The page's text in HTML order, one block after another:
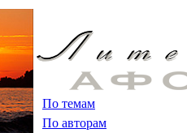
По темам
По авторам